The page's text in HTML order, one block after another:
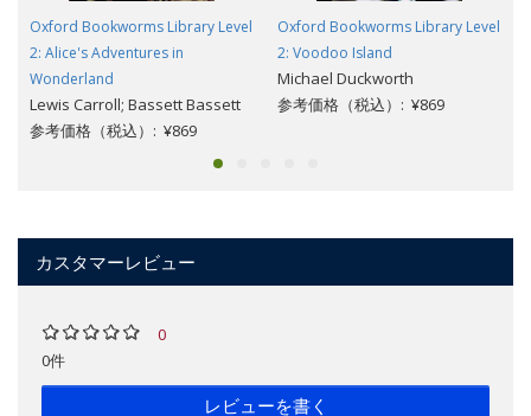
Oxford Bookworms Library Level
2: Alice's Adventures in
Wonderland
Lewis Carroll; Bassett Bassett
参考価格（税込）: ¥869
Oxford Bookworms Library Level
2: Voodoo Island
Michael Duckworth
参考価格（税込）: ¥869
カスタマーレビュー
0
0件
レビューを書く